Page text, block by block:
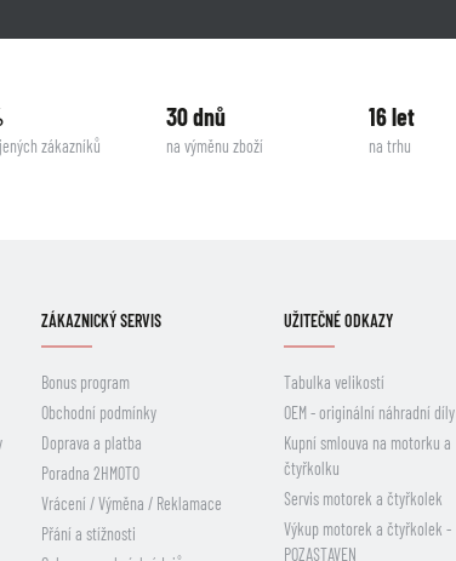
zákazníků
30 dnů
na výměnu zboží
16 let
na trhu
ZÁKAZNICKÝ SERVIS
Bonus program
Obchodní podmínky
Doprava a platba
Poradna 2HMOTO
Vrácení / Výměna / Reklamace
Přání a stížnosti
UŽITEČNÉ ODKAZY
Tabulka velikostí
OEM - originální náhradní díly
Kupní smlouva na motorku a
čtyřkolku
Servis motorek a čtyřkolek
Výkup motorek a čtyřkolek -
POZASTAVEN